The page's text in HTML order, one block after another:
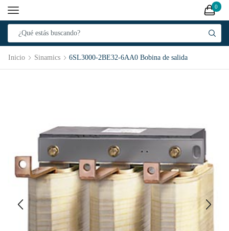
0
Inicio Sinamics 6SL3000-2BE32-6AA0 Bobina de salida